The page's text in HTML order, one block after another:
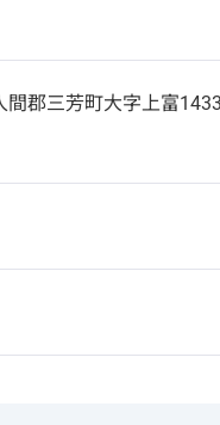
間郡三芳町大字上富